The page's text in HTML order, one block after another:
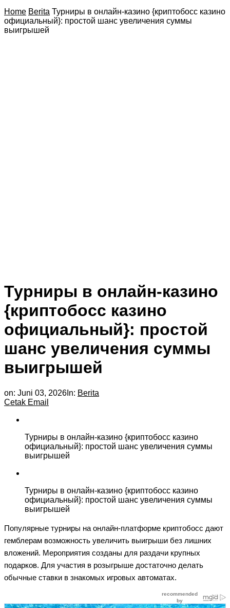
Home Berita Турниры в онлайн-казино {криптобосс казино
официальный}: простой шанс увеличения суммы
выигрышей
Турниры в онлайн-казино
{криптобосс казино
официальный}: простой
шанс увеличения суммы
выигрышей
on: Juni 03, 2026 In: Berita
Cetak Email
Турниры в онлайн-казино {криптобосс казино
официальный}: простой шанс увеличения суммы
выигрышей
Турниры в онлайн-казино {криптобосс казино
официальный}: простой шанс увеличения суммы
выигрышей
Популярные турниры на онлайн-платформе криптобосс дают
гемблерам возможность увеличить выигрыши без лишних
вложений. Мероприятия созданы для раздачи крупных
подарков. Для участия в розыгрыше достаточно делать
обычные ставки в знакомых игровых автоматах.